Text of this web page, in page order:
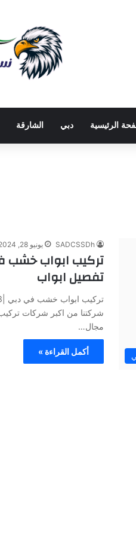
الرئيسية دبي الشارقة
SADCSSDh يونيو 28, 2024
تفصيل ابواب
شركتنا من اكبر شركات
مجال…
أكمل القراءة »